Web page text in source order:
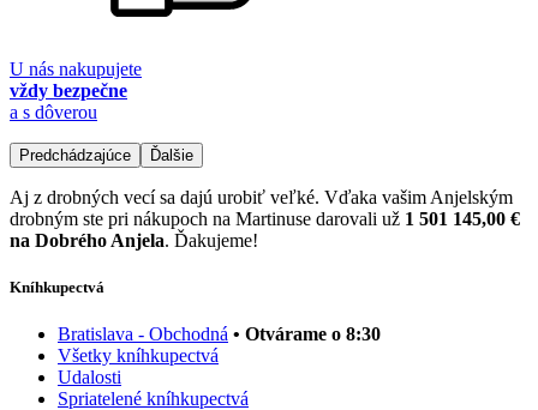
U nás nakupujete
vždy bezpečne
a s dôverou
Predchádzajúce Ďalšie
Aj z drobných vecí sa dajú urobiť veľké. Vďaka vašim Anjelským
drobným ste pri nákupoch na Martinuse darovali už 1 501 145,00 €
na Dobrého Anjela. Ďakujeme!
Kníhkupectvá
Bratislava - Obchodná • Otvárame o 8:30
Všetky kníhkupectvá
Udalosti
Spriatelené kníhkupectvá